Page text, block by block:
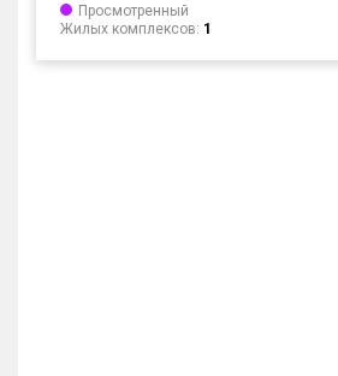
Просмотренный
Жилых комплексов: 1